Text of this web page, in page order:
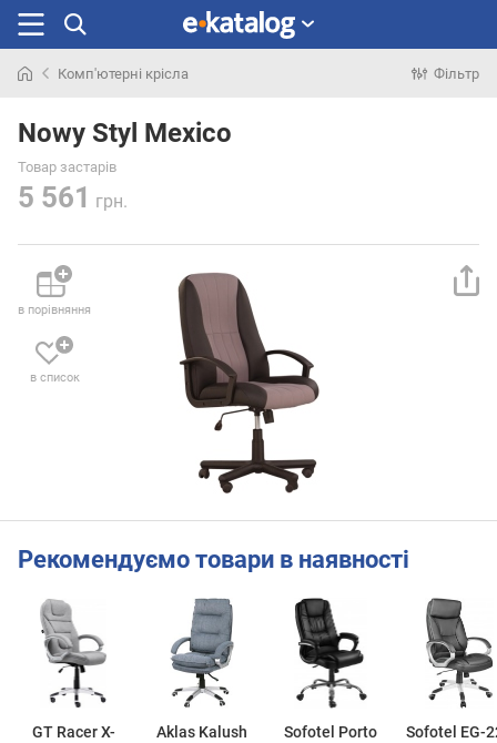
раніше
Комп'ютерні крісла Фільтр
Nowy Styl Mexico
Товар застарів
5 561 грн.
в порівняння
в список
Рекомендуємо товари в наявності
GT Racer X-
Aklas Kalush Sofotel Porto Sofotel EG-